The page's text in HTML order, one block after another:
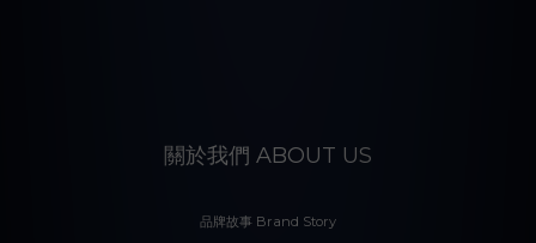
關於我們 ABOUT US
品牌故事 Brand Story